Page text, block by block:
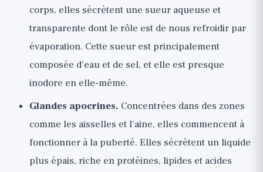
corps, elles sécrètent une sueur aqueuse et
transparente dont le rôle est de nous refroidir par
évaporation. Cette sueur est principalement
composée d'eau et de sel, et elle est presque
inodore en elle-même.
Glandes apocrines. Concentrées dans des zones
comme les aisselles et l'aine, elles commencent à
fonctionner à la puberté. Elles sécrètent un liquide
plus épais, riche en protéines, lipides et acides